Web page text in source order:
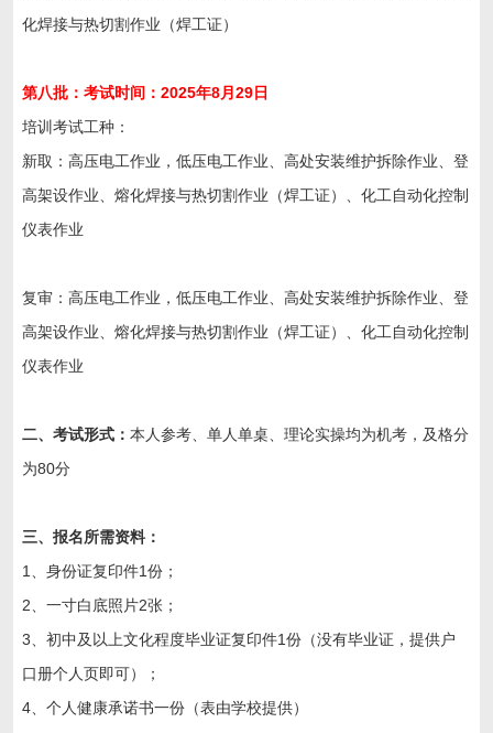
化焊接与热切割作业（焊工证）
第八批：考试时间：2025年8月29日
培训考试工种：
新取：高压电工作业，低压电工作业、高处安装维护拆除作业、登
高架设作业、熔化焊接与热切割作业（焊工证）、化工自动化控制
仪表作业
复审：高压电工作业，低压电工作业、高处安装维护拆除作业、登
高架设作业、熔化焊接与热切割作业（焊工证）、化工自动化控制
仪表作业
二、考试形式：本人参考、单人单桌、理论实操均为机考，及格分
为80分
三、报名所需资料：
1、身份证复印件1份；
2、一寸白底照片2张；
3、初中及以上文化程度毕业证复印件1份（没有毕业证，提供户
口册个人页即可）；
4、个人健康承诺书一份（表由学校提供）